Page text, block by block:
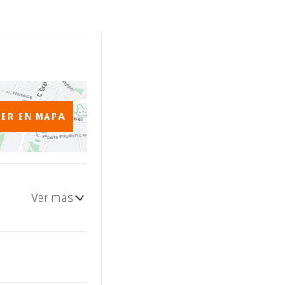
EN MAPA
Ver más